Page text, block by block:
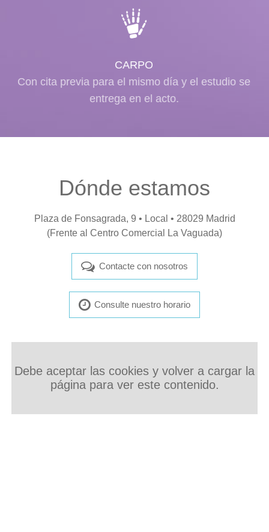
CARPO
Con cita previa para el mismo día y el estudio se
entrega en el acto.
Dónde estamos
Plaza de Fonsagrada, 9 • Local • 28029 Madrid
(Frente al Centro Comercial La Vaguada)
Contacte con nosotros
Consulte nuestro horario
Debe aceptar las cookies y volver a cargar la
página para ver este contenido.